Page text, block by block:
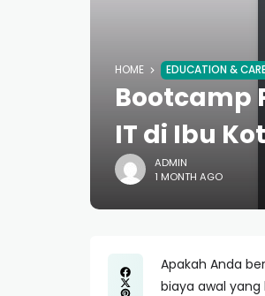
HOME EDUCATION &
Bootcamp
IT di Ibu
ADMIN
1 MONTH AGO
Apakah Anda
biaya awal yang